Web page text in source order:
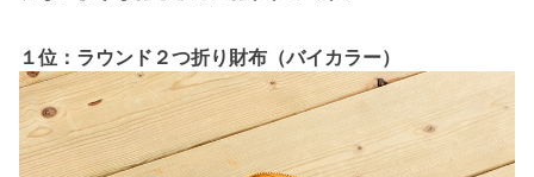
１位：ラウンド２つ折り財布（バイカラー）